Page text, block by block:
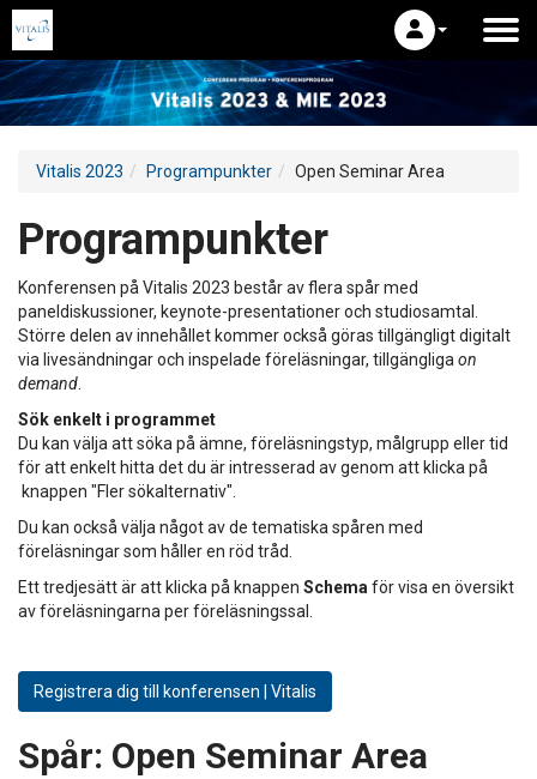
Vitalis 2023 Programpunkter Open Seminar Area
Programpunkter
Konferensen på Vitalis 2023 består av flera spår med
paneldiskussioner, keynote-presentationer och studiosamtal.
Större delen av innehållet kommer också göras tillgängligt digitalt
via livesändningar och inspelade föreläsningar, tillgängliga on
demand
Sök enkelt i programmet
Du kan välja att söka på ämne, föreläsningstyp, målgrupp eller tid
för att enkelt hitta det du är intresserad av genom att klicka på
knappen "Fler sökalternativ".
Du kan också välja något av de tematiska spåren med
föreläsningar som håller en röd tråd.
Ett tredjesätt är att klicka på knappen Schema för visa en översikt
av föreläsningarna per föreläsningssal.
Registrera dig till konferensen | Vitalis
Spår: Open Seminar Area